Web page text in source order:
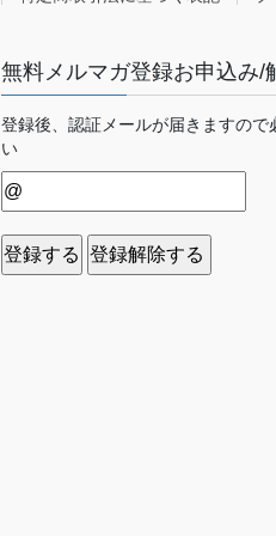
無料メルマガ登録お申込み/
登録後、認証メールが届きますので
い